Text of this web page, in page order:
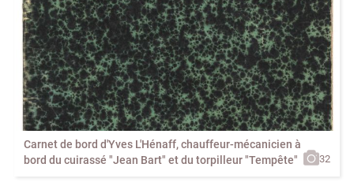
Carnet de bord d'Yves L'Hénaff, chauffeur-mécanicien à
bord du cuirassé "Jean Bart" et du torpilleur "Tempête"
32